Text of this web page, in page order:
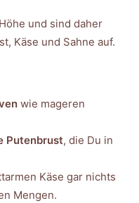
und sind daher
Käse und Sahne auf.
wie mageren
Putenbrust, die Du in
Käse gar nichts
Mengen.